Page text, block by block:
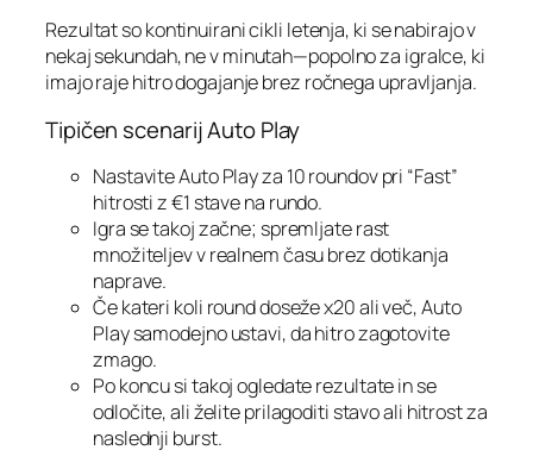
Rezultat so kontinuirani cikli letenja, ki se nabirajo v
nekaj sekundah, ne v minutah—popolno za igralce, ki
imajo raje hitro dogajanje brez ročnega upravljanja.
Tipičen scenarij Auto Play
Nastavite Auto Play za 10 roundov pri “Fast”
hitrosti z €1 stave na rundo.
Igra se takoj začne; spremljate rast
množiteljev v realnem času brez dotikanja
naprave.
Če kateri koli round doseže x20 ali več, Auto
Play samodejno ustavi, da hitro zagotovite
zmago.
Po koncu si takoj ogledate rezultate in se
odločite, ali želite prilagoditi stavo ali hitrost za
naslednji burst.